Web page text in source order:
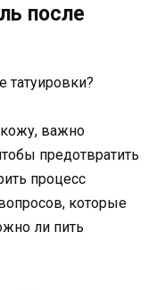
после
кожу, важно
предотвратить
процесс
которые
ли пить